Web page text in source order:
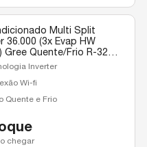
Multi Split
36.000 (3x Evap HW
Gree Quente/Frio R-32
Inverter
Wi-fi
Quente e Frio
chegar